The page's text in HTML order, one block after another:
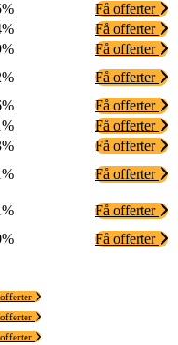
Få offerter
Få offerter
Få offerter
Få offerter
Få offerter
Få offerter
Få offerter
Få offerter
Få offerter
Få offerter